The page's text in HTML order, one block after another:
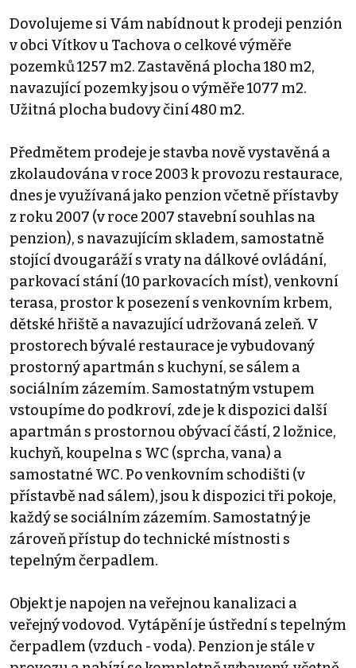
Dovolujeme si Vám nabídnout k prodeji penzión
v obci Vítkov u Tachova o celkové výměře
pozemků 1257 m2. Zastavěná plocha 180 m2,
navazující pozemky jsou o výměře 1077 m2.
Užitná plocha budovy činí 480 m2.
Předmětem prodeje je stavba nově vystavěná a
zkolaudována v roce 2003 k provozu restaurace,
dnes je využívaná jako penzion včetně přístavby
z roku 2007 (v roce 2007 stavební souhlas na
penzion), s navazujícím skladem, samostatně
stojící dvougaráží s vraty na dálkové ovládání,
parkovací stání (10 parkovacích míst), venkovní
terasa, prostor k posezení s venkovním krbem,
dětské hřiště a navazující udržovaná zeleň. V
prostorech bývalé restaurace je vybudovaný
prostorný apartmán s kuchyní, se sálem a
sociálním zázemím. Samostatným vstupem
vstoupíme do podkroví, zde je k dispozici další
apartmán s prostornou obývací částí, 2 ložnice,
kuchyň, koupelna s WC (sprcha, vana) a
samostatné WC. Po venkovním schodišti (v
přístavbě nad sálem), jsou k dispozici tři pokoje,
každý se sociálním zázemím. Samostatný je
zároveň přístup do technické místnosti s
tepelným čerpadlem.
Objekt je napojen na veřejnou kanalizaci a
veřejný vodovod. Vytápění je ústřední s tepelným
čerpadlem (vzduch - voda). Penzion je stále v